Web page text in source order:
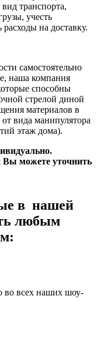
транспорта,
учесть
на доставку.
самостоятельно
наша компания
способны
стрелой диной
материалов в
вида манипулятора
этаж дома).
Вы можете уточнить
в нашей
любым
во всех наших шоу-